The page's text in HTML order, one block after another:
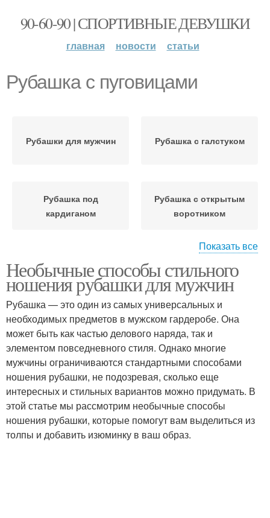
90-60-90 | СПОРТИВНЫЕ ДЕВУШКИ
главная новости статьи
Рубашка с пуговицами
Рубашки для мужчин Рубашка с галстуком
Рубашка под
кардиганом
Рубашка с открытым
воротником
Рубашка с длинными
рукавами
Рубашка с узорами
Рубашка с карманом Удлиненная рубашка
Черная рубашка Белая рубашка
Показать все
Необычные способы стильного
ношения рубашки для мужчин
Рубашка — это один из самых универсальных и
необходимых предметов в мужском гардеробе. Она
может быть как частью делового наряда, так и
элементом повседневного стиля. Однако многие
мужчины ограничиваются стандартными способами
ношения рубашки, не подозревая, сколько еще
интересных и стильных вариантов можно придумать. В
этой статье мы рассмотрим необычные способы
ношения рубашки, которые помогут вам выделиться из
толпы и добавить изюминку в ваш образ.